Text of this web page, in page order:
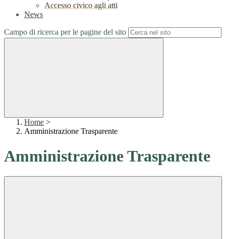
Accesso civico agli atti
News
Campo di ricerca per le pagine del sito
Home >
Amministrazione Trasparente
Amministrazione Trasparente